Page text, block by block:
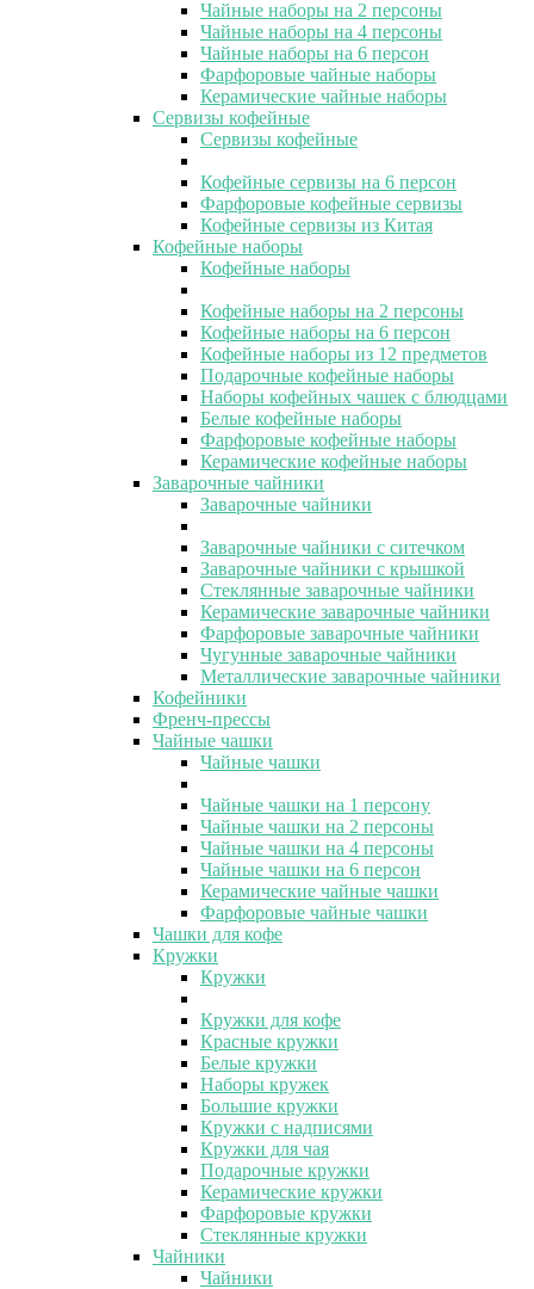
Чайные наборы на 2 персоны
Чайные наборы на 4 персоны
Чайные наборы на 6 персон
Фарфоровые чайные наборы
Керамические чайные наборы
Сервизы кофейные
Сервизы кофейные
Кофейные сервизы на 6 персон
Фарфоровые кофейные сервизы
Кофейные сервизы из Китая
Кофейные наборы
Кофейные наборы
Кофейные наборы на 2 персоны
Кофейные наборы на 6 персон
Кофейные наборы из 12 предметов
Подарочные кофейные наборы
Наборы кофейных чашек с блюдцами
Белые кофейные наборы
Фарфоровые кофейные наборы
Керамические кофейные наборы
Заварочные чайники
Заварочные чайники
Заварочные чайники с ситечком
Заварочные чайники с крышкой
Стеклянные заварочные чайники
Керамические заварочные чайники
Фарфоровые заварочные чайники
Чугунные заварочные чайники
Металлические заварочные чайники
Кофейники
Френч-прессы
Чайные чашки
Чайные чашки
Чайные чашки на 1 персону
Чайные чашки на 2 персоны
Чайные чашки на 4 персоны
Чайные чашки на 6 персон
Керамические чайные чашки
Фарфоровые чайные чашки
Чашки для кофе
Кружки
Кружки
Кружки для кофе
Красные кружки
Белые кружки
Наборы кружек
Большие кружки
Кружки с надписями
Кружки для чая
Подарочные кружки
Керамические кружки
Фарфоровые кружки
Стеклянные кружки
Чайники
Чайники